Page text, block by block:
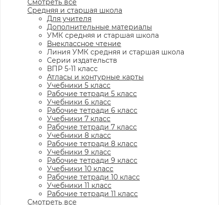
Смотреть все
Средняя и старшая школа
Для учителя
Дополнительные материалы
УМК средняя и старшая школа
Внеклассное чтение
Линия УМК средняя и старшая школа
Серии издательств
ВПР 5-11 класс
Атласы и контурные карты
Учебники 5 класс
Рабочие тетради 5 класс
Учебники 6 класс
Рабочие тетради 6 класс
Учебники 7 класс
Рабочие тетради 7 класс
Учебники 8 класс
Рабочие тетради 8 класс
Учебники 9 класс
Рабочие тетради 9 класс
Учебники 10 класс
Рабочие тетради 10 класс
Учебники 11 класс
Рабочие тетради 11 класс
Смотреть все